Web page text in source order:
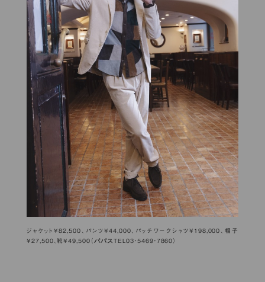
ジャケット¥82,500、パンツ¥44,000、パッチワークシャツ¥198,000、帽子
¥27,500、靴¥49,500（ パパスTEL03・5469・7860）